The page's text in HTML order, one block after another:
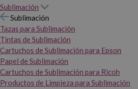
Sublimación
Sublimación
Tazas para Sublimación
Tintas de Sublimación
Cartuchos de Sublimación para Epson
Papel de Sublimación
Cartuchos de Sublimación para Ricoh
Productos de Limpieza para Sublimación